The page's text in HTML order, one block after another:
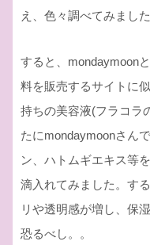
え、色々調べてみました
すると、mondaymoon
料を販売するサイトに
持ちの美容液(フラコラ
たにmondaymoonさん
ン、ハトムギエキス等
滴入れてみました。する
リや透明感が増し、保
恐るべし。。